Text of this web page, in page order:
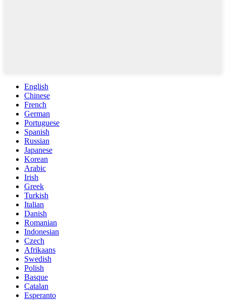
English
Chinese
French
German
Portuguese
Spanish
Russian
Japanese
Korean
Arabic
Irish
Greek
Turkish
Italian
Danish
Romanian
Indonesian
Czech
Afrikaans
Swedish
Polish
Basque
Catalan
Esperanto